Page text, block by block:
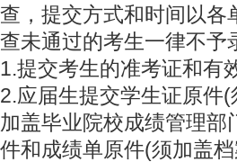
查，提交方式和时间以各
查未通过的考生一律不予
1.提交考生的准考证和有
2.应届生提交学生证原件
加盖毕业院校成绩管理
件和成绩单原件(须加盖